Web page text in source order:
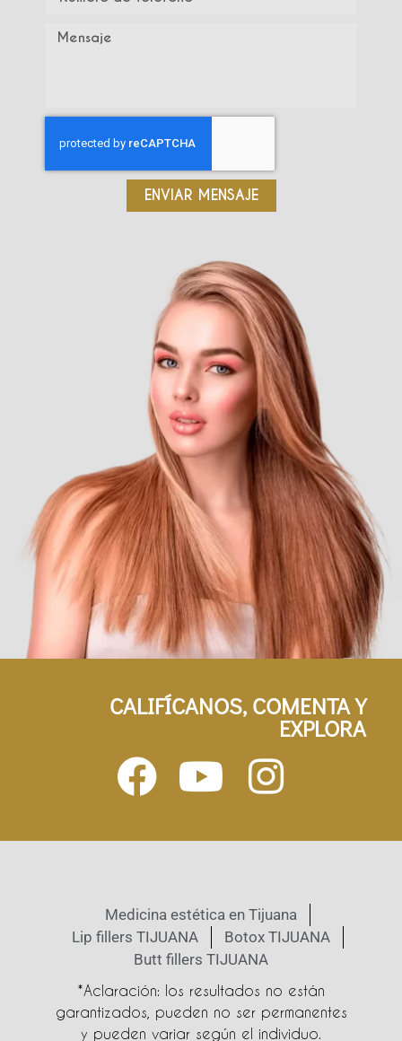
ENVIAR MENSAJE
CALIFÍCANOS, COMENTA Y
EXPLORA
Medicina estética en Tijuana
Lip fillers TIJUANA
Botox TIJUANA
Butt fillers TIJUANA
*Aclaración: los resultados no están
garantizados, pueden no ser permanentes
y pueden variar según el individuo.